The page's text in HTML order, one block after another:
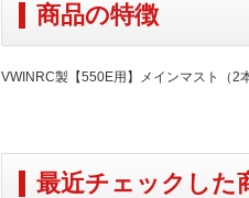
商品の特徴
VWINRC製【550E用】メインマスト（2本
最近チェックした